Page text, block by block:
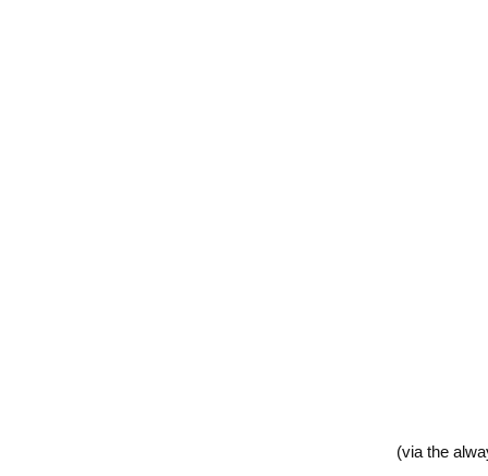
(via the